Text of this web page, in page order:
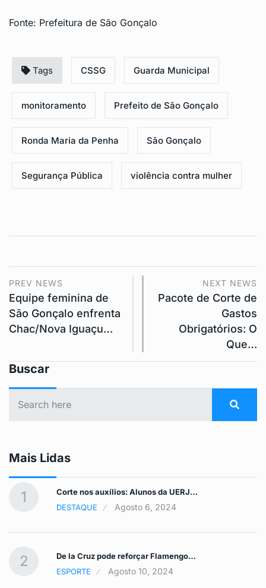
Fonte: Prefeitura de São Gonçalo
Tags CSSG Guarda Municipal
monitoramento Prefeito de São Gonçalo
Ronda Maria da Penha São Gonçalo
Segurança Pública violência contra mulher
PREV NEWS
Equipe feminina de
São Gonçalo enfrenta
Chac/Nova Iguaçu…
NEXT NEWS
Pacote de Corte de
Gastos
Obrigatórios: O
Que…
Buscar
Mais Lidas
1
Corte nos auxílios: Alunos da UERJ…
DESTAQUE
Agosto 6, 2024
2
De la Cruz pode reforçar Flamengo…
ESPORTE
Agosto 10, 2024